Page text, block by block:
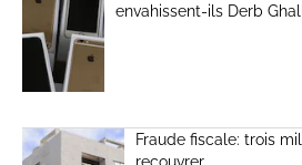
envahissent-ils Derb
Fraude fiscale: trois